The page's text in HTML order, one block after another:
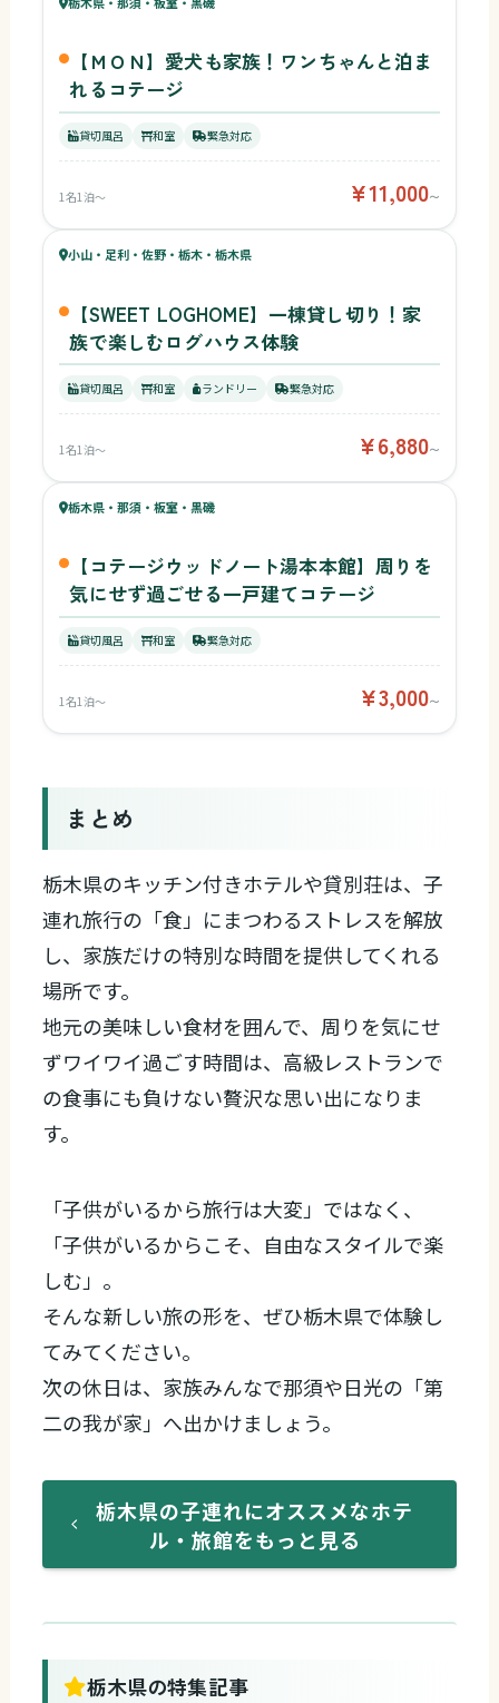
39ベビー
【ＭＯＮ】愛犬も家族！ワンちゃんと泊ま
れるコテージ
貸切風呂 和室 緊急対応
1名1泊〜 ¥11,000〜
33ベビー
37キッズ
小山・足利・佐野・栃木・栃木県
【SWEET LOGHOME】一棟貸し切り！家
族で楽しむログハウス体験
貸切風呂 和室 ランドリー 緊急対応
1名1泊〜 ¥6,880〜
28ベビー
30キッズ
栃木県・那須・板室・黒磯
【コテージウッドノート湯本本館】周りを
気にせず過ごせる一戸建てコテージ
貸切風呂 和室 緊急対応
1名1泊〜 ¥3,000〜
まとめ
栃木県のキッチン付きホテルや貸別荘は、子
連れ旅行の「食」にまつわるストレスを解放
し、家族だけの特別な時間を提供してくれる
場所です。
地元の美味しい食材を囲んで、周りを気にせ
ずワイワイ過ごす時間は、高級レストランで
の食事にも負けない贅沢な思い出になりま
す。
「子供がいるから旅行は大変」ではなく、
「子供がいるからこそ、自由なスタイルで楽
しむ」。
そんな新しい旅の形を、ぜひ栃木県で体験し
てみてください。
次の休日は、家族みんなで那須や日光の「第
二の我が家」へ出かけましょう。
栃木県の子連れにオススメなホテ
ル・旅館をもっと見る
栃木県の特集記事